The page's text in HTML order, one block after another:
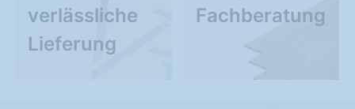
verlässliche
Lieferung
Fachberatung